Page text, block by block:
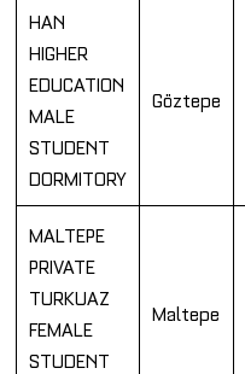
HAN
HIGHER
EDUCATION
MALE
STUDENT
DORMITORY
Göztepe
MALTEPE
PRIVATE
TURKUAZ
FEMALE
STUDENT
Maltepe